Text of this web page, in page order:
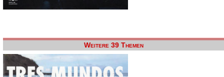
Weitere 39 Themen